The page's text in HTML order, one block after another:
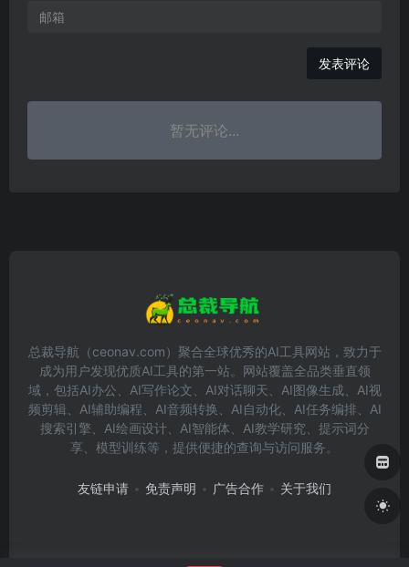
发表评论
暂无评论...
总裁导航（ceonav.com）聚合全球优秀的AI工具网站，致力于
成为用户发现优质AI工具的第一站。网站覆盖全品类垂直领
域，包括AI办公、AI写作论文、AI对话聊天、AI图像生成、AI视
频剪辑、AI辅助编程、AI音频转换、AI自动化、AI任务编排、AI
搜索引擎、AI绘画设计、AI智能体、AI教学研究、提示词分
享、模型训练等，提供便捷的查询与访问服务。
友链申请 免责声明 广告合作 关于我们
Copyright © 2026